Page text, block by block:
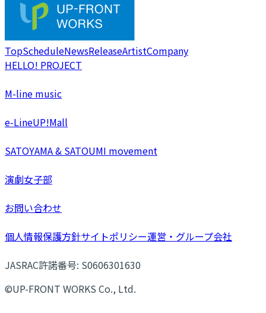
TopScheduleNewsReleaseArtistCompany
HELLO! PROJECT
M-line music
e-LineUP!Mall
SATOYAMA & SATOUMI movement
演劇女子部
お問い合わせ
個人情報保護方針サイトポリシー運営・グループ会社
JASRAC許諾番号: S0606301630
©UP-FRONT WORKS Co., Ltd.